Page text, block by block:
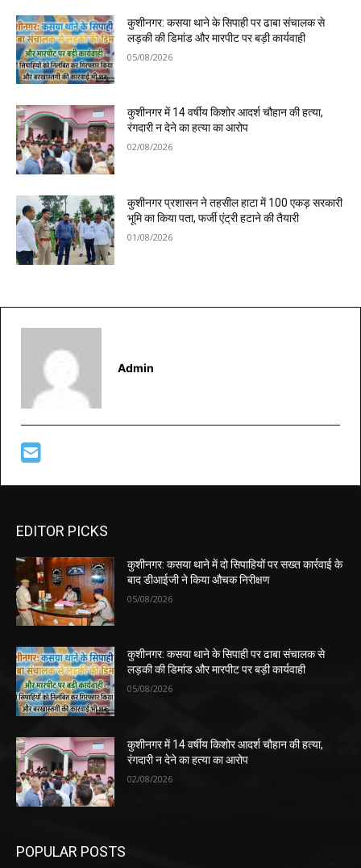
कुशीनगर: कसया थाने के सिपाही पर ढाबा संचालक से
लड़की की डिमांड और मारपीट पर बड़ी कार्यवाही
05/08/2026
कुशीनगर में 14 वर्षीय किशोर आदर्श चौहान की हत्या,
रंगदारी न देने का हत्या का आरोप
02/08/2026
कुशीनगर प्रशासन ने तहसील हाटा में 100 एकड़ सरकारी
भूमि का किया पता, फर्जी एंट्री हटाने की तैयारी
01/08/2026
Admin
EDITOR PICKS
कुशीनगर: कसया थाने में दो सिपाहियों पर सख्त कार्रवाई के
बाद डीआईजी ने किया औचक निरीक्षण
05/08/2026
कुशीनगर: कसया थाने के सिपाही पर ढाबा संचालक से
लड़की की डिमांड और मारपीट पर बड़ी कार्यवाही
05/08/2026
कुशीनगर में 14 वर्षीय किशोर आदर्श चौहान की हत्या,
रंगदारी न देने का हत्या का आरोप
02/08/2026
POPULAR POSTS